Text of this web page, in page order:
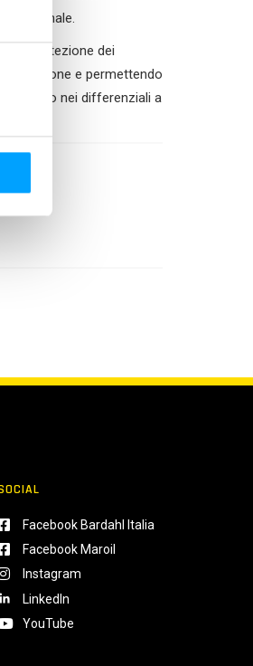
finale.
e protezione dei
e permettendo
nei differenziali a
Facebook Bardahl Italia
Facebook Maroil
Instagram
LinkedIn
YouTube